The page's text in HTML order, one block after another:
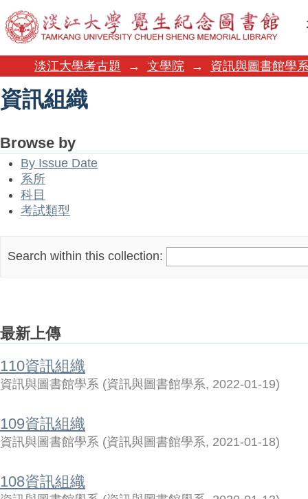
資訊組織
淡江大學考古題 → 文學院 → 資訊與圖書館學
資訊組織
Browse by
By Issue Date
系所
科目
考試類型
Search within this collection:
最新上傳
110資訊組織
資訊與圖書館學系 (資訊與圖書館學系, 2022-01-19)
109資訊組織
資訊與圖書館學系 (資訊與圖書館學系, 2021-01-18)
108資訊組織